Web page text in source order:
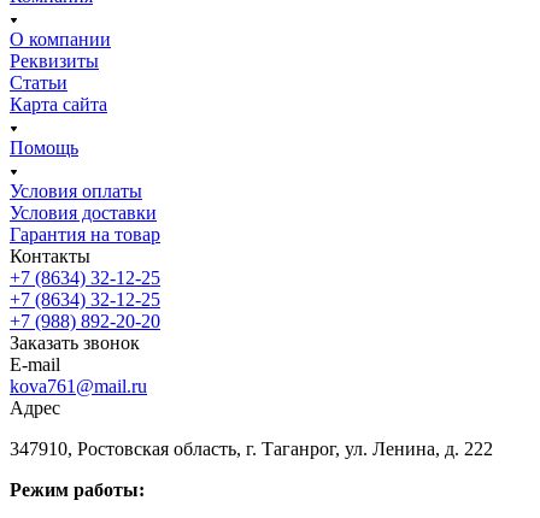
О компании
Реквизиты
Статьи
Карта сайта
Помощь
Условия оплаты
Условия доставки
Гарантия на товар
Контакты
+7 (8634) 32-12-25
+7 (8634) 32-12-25
+7 (988) 892-20-20
Заказать звонок
E-mail
kova761@mail.ru
Адрес
347910, Ростовская область, г. Таганрог, ул. Ленина, д. 222
Режим работы: